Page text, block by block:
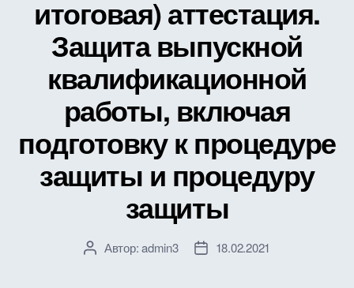
итоговая) аттестация.
Защита выпускной
квалификационной
работы, включая
подготовку к процедуре
защиты и процедуру
защиты
АвторАвтор:admin3
Дата18.02.2021